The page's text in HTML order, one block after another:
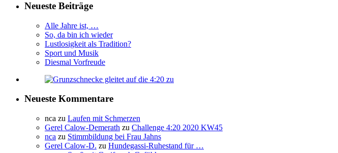
Neueste Beiträge
Alle Jahre ist, …
So, da bin ich wieder
Lustlosigkeit als Tradition?
Sport und Musik
Diesmal Vorfreude
Neueste Kommentare
nca zu Laufen mit Schmerzen
Gerel Calow-Demerath zu Challenge 4:20 2020 KW45
nca zu Stimmbildung bei Frau Jahns
Gerel Calow-D. zu Hundegassi-Ruhestand für …